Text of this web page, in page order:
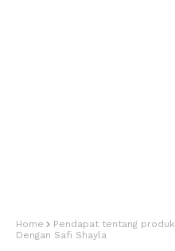
Home Pendapat tentang produk
Dengan Safi Shayla